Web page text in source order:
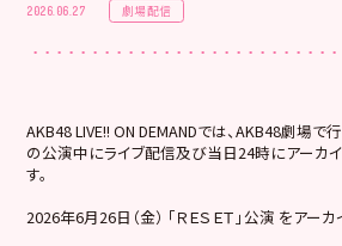
2026.06.27 劇場配信
AKB48 LIVE!! ON DEMANDでは、AKB48劇場で
の公演中にライブ配信及び当日24時にアーカ
す。
2026年6月26日（金） 「ＲＥＳＥＴ」公演 をアーカ